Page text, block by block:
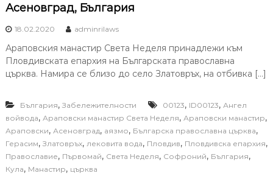
Асеновград, България
18.02.2020 adminrilaws
Араповския манастир Света Неделя принадлежи към
Пловдивската епархия на Българската православна
църква. Намира се близо до село Златовръх, на отбивка […]
България, Забележителности 00123, ID00123, Ангел
войвода, Араповски манастир Света Неделя, Араповски манастир,
Араповски, Асеновград, аязмо, Българска православна църква,
Герасим, Златовръх, лековита вода, Пловдив, Пловдивска епархия,
Православие, Първомай, Света Неделя, Софроний, България,
Кула, Манастир, църква